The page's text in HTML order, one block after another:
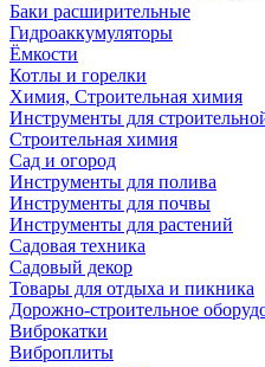
Баки расширительные
Гидроаккумуляторы
Ёмкости
Котлы и горелки
Химия, Строительная химия
Инструменты для
Строительная химия
Сад и огород
Инструменты для полива
Инструменты для почвы
Инструменты для растений
Садовая техника
Садовый декор
Товары для отдыха и пикника
Дорожно-строительное
Виброкатки
Виброплиты